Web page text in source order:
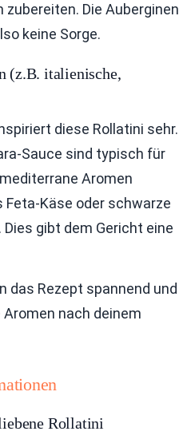
zubereiten. Die Auberginen
keine Sorge.
(z.B. italienische,
diese Rollatini sehr.
Sauce sind typisch für
Aromen
Feta-Käse oder schwarze
Dies gibt dem Gericht eine
das Rezept spannend und
nach deinem
Rollatini